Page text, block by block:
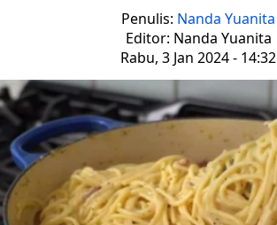
Penulis: Nanda Yuanita
Editor: Nanda Yuanita
Rabu, 3 Jan 2024 - 14:32